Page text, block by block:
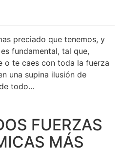
preciado que tenemos, y
fundamental, tal que,
o te caes con toda la fuerza
una supina ilusión de
todo…
FUERZAS
MÁS